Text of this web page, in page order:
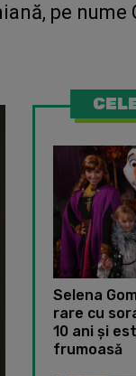
pe nume
Selena
rare cu
10 ani și
frumoasă